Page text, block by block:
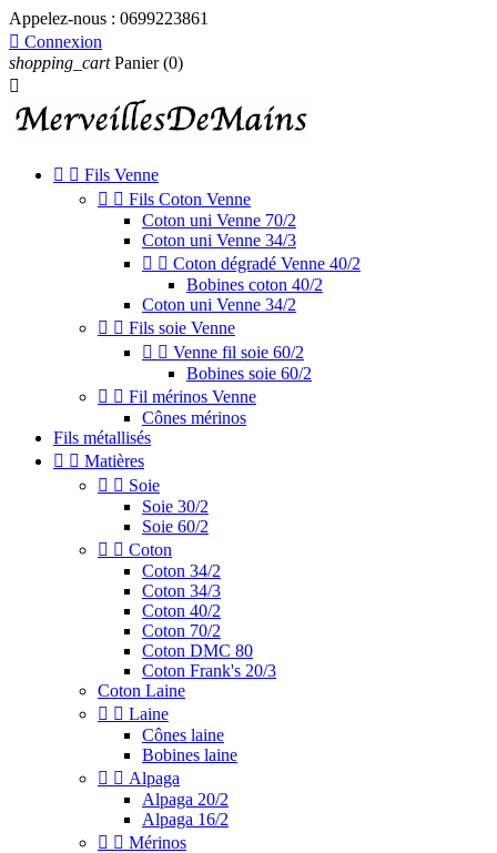
Appelez-nous : 0699223861
 Connexion
shopping_cart Panier (0)

  Fils Venne
  Fils Coton Venne
Coton uni Venne 70/2
Coton uni Venne 34/3
  Coton dégradé Venne 40/2
Bobines coton 40/2
Coton uni Venne 34/2
  Fils soie Venne
  Venne fil soie 60/2
Bobines soie 60/2
  Fil mérinos Venne
Cônes mérinos
Fils métallisés
  Matières
  Soie
Soie 30/2
Soie 60/2
  Coton
Coton 34/2
Coton 34/3
Coton 40/2
Coton 70/2
Coton DMC 80
Coton Frank's 20/3
Coton Laine
  Laine
Cônes laine
Bobines laine
  Alpaga
Alpaga 20/2
Alpaga 16/2
  Mérinos